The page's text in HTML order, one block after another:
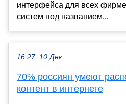
интерфейса для всех
систем под названием...
16:27, 10 Дек
70% россиян умеют
контент в интернете